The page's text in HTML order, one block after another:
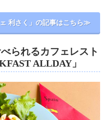
ェ 利さく」の記事はこちら≫
られるカフェレスト
ALLDAY」